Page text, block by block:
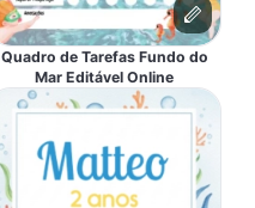
Quadro de Tarefas Fundo do
Mar Editável Online